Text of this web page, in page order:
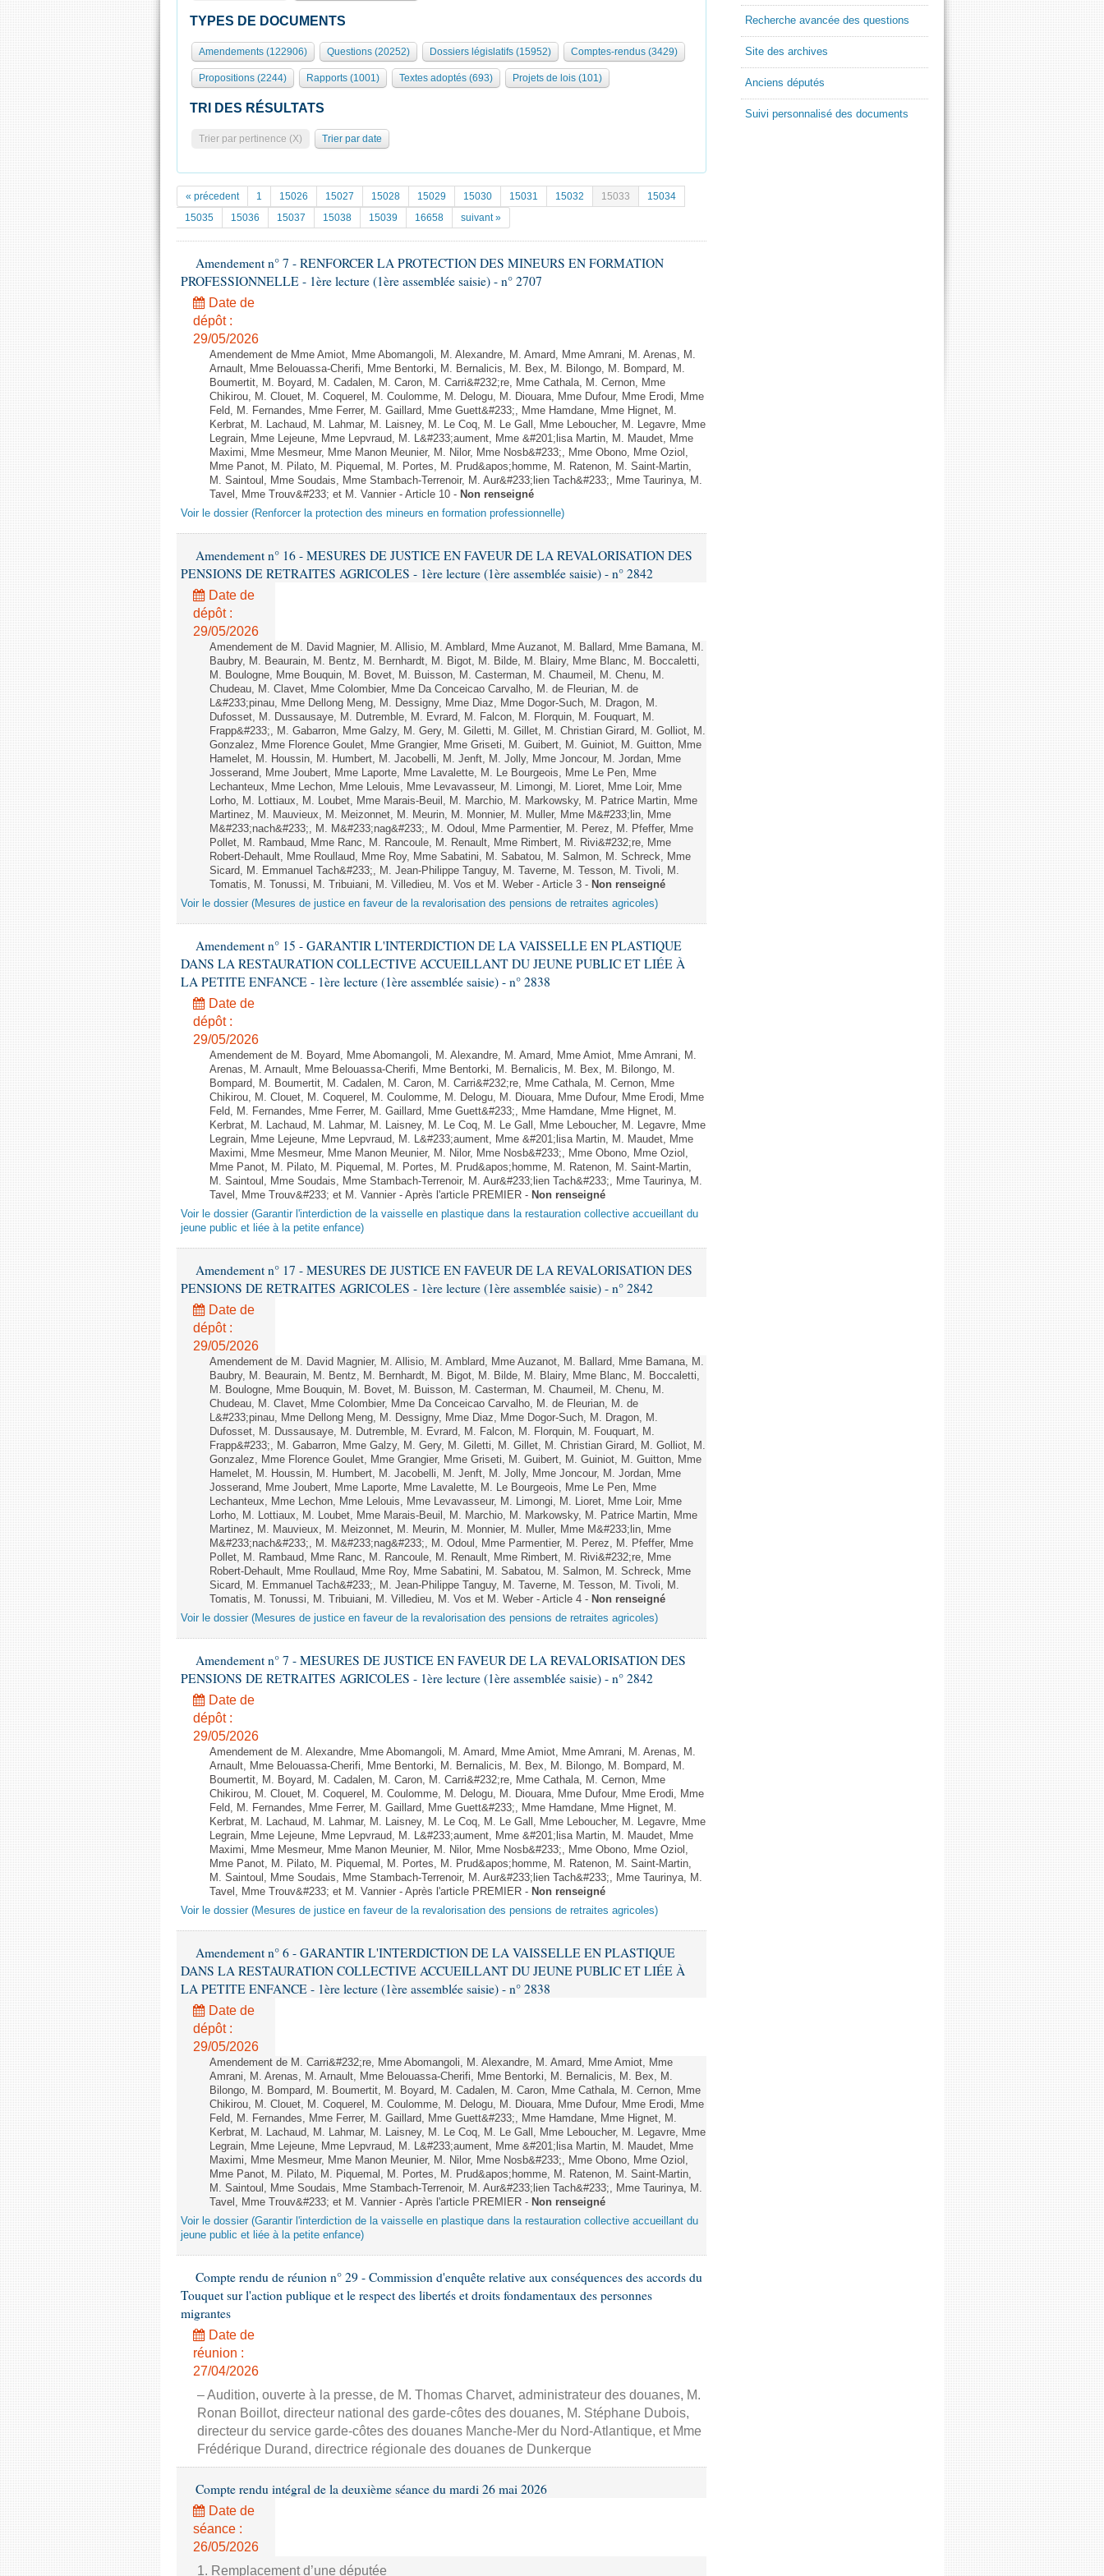
TYPES DE DOCUMENTS
Amendements (122906) Questions (20252) Dossiers législatifs (15952) Comptes-rendus (3429)
Propositions (2244) Rapports (1001) Textes adoptés (693) Projets de lois (101)
TRI DES RÉSULTATS
Trier par pertinence (X) Trier par date
« précedent 1 15026 15027 15028 15029 15030 15031 15032 15033
15034
15035
15036 15037 15038 15039 16658 suivant »
Amendement n° 7 - RENFORCER LA PROTECTION DES MINEURS EN FORMATION
PROFESSIONNELLE - 1ère lecture (1ère assemblée saisie) - n° 2707
Date de
dépôt :
29/05/2026
Amendement de Mme Amiot, Mme Abomangoli, M. Alexandre, M. Amard, Mme Amrani, M. Arenas, M.
Arnault, Mme Belouassa-Cherifi, Mme Bentorki, M. Bernalicis, M. Bex, M. Bilongo, M. Bompard, M.
Boumertit, M. Boyard, M. Cadalen, M. Caron, M. Carri&#232;re, Mme Cathala, M. Cernon, Mme
Chikirou, M. Clouet, M. Coquerel, M. Coulomme, M. Delogu, M. Diouara, Mme Dufour, Mme Erodi, Mme
Feld, M. Fernandes, Mme Ferrer, M. Gaillard, Mme Guett&#233;, Mme Hamdane, Mme Hignet, M.
Kerbrat, M. Lachaud, M. Lahmar, M. Laisney, M. Le Coq, M. Le Gall, Mme Leboucher, M. Legavre, Mme
Legrain, Mme Lejeune, Mme Lepvraud, M. L&#233;aument, Mme &#201;lisa Martin, M. Maudet, Mme
Maximi, Mme Mesmeur, Mme Manon Meunier, M. Nilor, Mme Nosb&#233;, Mme Obono, Mme Oziol,
Mme Panot, M. Pilato, M. Piquemal, M. Portes, M. Prud&apos;homme, M. Ratenon, M. Saint-Martin,
M. Saintoul, Mme Soudais, Mme Stambach-Terrenoir, M. Aur&#233;lien Tach&#233;, Mme Taurinya, M.
Tavel, Mme Trouv&#233; et M. Vannier - Article 10 - Non renseigné
Voir le dossier (Renforcer la protection des mineurs en formation professionnelle)
Amendement n° 16 - MESURES DE JUSTICE EN FAVEUR DE LA REVALORISATION DES
PENSIONS DE RETRAITES AGRICOLES - 1ère lecture (1ère assemblée saisie) - n° 2842
Date de
dépôt :
29/05/2026
Amendement de M. David Magnier, M. Allisio, M. Amblard, Mme Auzanot, M. Ballard, Mme Bamana, M.
Baubry, M. Beaurain, M. Bentz, M. Bernhardt, M. Bigot, M. Bilde, M. Blairy, Mme Blanc, M. Boccaletti,
M. Boulogne, Mme Bouquin, M. Bovet, M. Buisson, M. Casterman, M. Chaumeil, M. Chenu, M.
Chudeau, M. Clavet, Mme Colombier, Mme Da Conceicao Carvalho, M. de Fleurian, M. de
L&#233;pinau, Mme Dellong Meng, M. Dessigny, Mme Diaz, Mme Dogor-Such, M. Dragon, M.
Dufosset, M. Dussausaye, M. Dutremble, M. Evrard, M. Falcon, M. Florquin, M. Fouquart, M.
Frapp&#233;, M. Gabarron, Mme Galzy, M. Gery, M. Giletti, M. Gillet, M. Christian Girard, M. Golliot, M.
Gonzalez, Mme Florence Goulet, Mme Grangier, Mme Griseti, M. Guibert, M. Guiniot, M. Guitton, Mme
Hamelet, M. Houssin, M. Humbert, M. Jacobelli, M. Jenft, M. Jolly, Mme Joncour, M. Jordan, Mme
Josserand, Mme Joubert, Mme Laporte, Mme Lavalette, M. Le Bourgeois, Mme Le Pen, Mme
Lechanteux, Mme Lechon, Mme Lelouis, Mme Levavasseur, M. Limongi, M. Lioret, Mme Loir, Mme
Lorho, M. Lottiaux, M. Loubet, Mme Marais-Beuil, M. Marchio, M. Markowsky, M. Patrice Martin, Mme
Martinez, M. Mauvieux, M. Meizonnet, M. Meurin, M. Monnier, M. Muller, Mme M&#233;lin, Mme
M&#233;nach&#233;, M. M&#233;nag&#233;, M. Odoul, Mme Parmentier, M. Perez, M. Pfeffer, Mme
Pollet, M. Rambaud, Mme Ranc, M. Rancoule, M. Renault, Mme Rimbert, M. Rivi&#232;re, Mme
Robert-Dehault, Mme Roullaud, Mme Roy, Mme Sabatini, M. Sabatou, M. Salmon, M. Schreck, Mme
Sicard, M. Emmanuel Tach&#233;, M. Jean-Philippe Tanguy, M. Taverne, M. Tesson, M. Tivoli, M.
Tomatis, M. Tonussi, M. Tribuiani, M. Villedieu, M. Vos et M. Weber - Article 3 - Non renseigné
Voir le dossier (Mesures de justice en faveur de la revalorisation des pensions de retraites agricoles)
Amendement n° 15 - GARANTIR L'INTERDICTION DE LA VAISSELLE EN PLASTIQUE
DANS LA RESTAURATION COLLECTIVE ACCUEILLANT DU JEUNE PUBLIC ET LIÉE À
LA PETITE ENFANCE - 1ère lecture (1ère assemblée saisie) - n° 2838
Date de
dépôt :
29/05/2026
Amendement de M. Boyard, Mme Abomangoli, M. Alexandre, M. Amard, Mme Amiot, Mme Amrani, M.
Arenas, M. Arnault, Mme Belouassa-Cherifi, Mme Bentorki, M. Bernalicis, M. Bex, M. Bilongo, M.
Bompard, M. Boumertit, M. Cadalen, M. Caron, M. Carri&#232;re, Mme Cathala, M. Cernon, Mme
Chikirou, M. Clouet, M. Coquerel, M. Coulomme, M. Delogu, M. Diouara, Mme Dufour, Mme Erodi, Mme
Feld, M. Fernandes, Mme Ferrer, M. Gaillard, Mme Guett&#233;, Mme Hamdane, Mme Hignet, M.
Kerbrat, M. Lachaud, M. Lahmar, M. Laisney, M. Le Coq, M. Le Gall, Mme Leboucher, M. Legavre, Mme
Legrain, Mme Lejeune, Mme Lepvraud, M. L&#233;aument, Mme &#201;lisa Martin, M. Maudet, Mme
Maximi, Mme Mesmeur, Mme Manon Meunier, M. Nilor, Mme Nosb&#233;, Mme Obono, Mme Oziol,
Mme Panot, M. Pilato, M. Piquemal, M. Portes, M. Prud&apos;homme, M. Ratenon, M. Saint-Martin,
M. Saintoul, Mme Soudais, Mme Stambach-Terrenoir, M. Aur&#233;lien Tach&#233;, Mme Taurinya, M.
Tavel, Mme Trouv&#233; et M. Vannier - Après l'article PREMIER - Non renseigné
Voir le dossier (Garantir l'interdiction de la vaisselle en plastique dans la restauration collective accueillant du
jeune public et liée à la petite enfance)
Amendement n° 17 - MESURES DE JUSTICE EN FAVEUR DE LA REVALORISATION DES
PENSIONS DE RETRAITES AGRICOLES - 1ère lecture (1ère assemblée saisie) - n° 2842
Date de
dépôt :
29/05/2026
Amendement de M. David Magnier, M. Allisio, M. Amblard, Mme Auzanot, M. Ballard, Mme Bamana, M.
Baubry, M. Beaurain, M. Bentz, M. Bernhardt, M. Bigot, M. Bilde, M. Blairy, Mme Blanc, M. Boccaletti,
M. Boulogne, Mme Bouquin, M. Bovet, M. Buisson, M. Casterman, M. Chaumeil, M. Chenu, M.
Chudeau, M. Clavet, Mme Colombier, Mme Da Conceicao Carvalho, M. de Fleurian, M. de
L&#233;pinau, Mme Dellong Meng, M. Dessigny, Mme Diaz, Mme Dogor-Such, M. Dragon, M.
Dufosset, M. Dussausaye, M. Dutremble, M. Evrard, M. Falcon, M. Florquin, M. Fouquart, M.
Frapp&#233;, M. Gabarron, Mme Galzy, M. Gery, M. Giletti, M. Gillet, M. Christian Girard, M. Golliot, M.
Gonzalez, Mme Florence Goulet, Mme Grangier, Mme Griseti, M. Guibert, M. Guiniot, M. Guitton, Mme
Hamelet, M. Houssin, M. Humbert, M. Jacobelli, M. Jenft, M. Jolly, Mme Joncour, M. Jordan, Mme
Josserand, Mme Joubert, Mme Laporte, Mme Lavalette, M. Le Bourgeois, Mme Le Pen, Mme
Lechanteux, Mme Lechon, Mme Lelouis, Mme Levavasseur, M. Limongi, M. Lioret, Mme Loir, Mme
Lorho, M. Lottiaux, M. Loubet, Mme Marais-Beuil, M. Marchio, M. Markowsky, M. Patrice Martin, Mme
Martinez, M. Mauvieux, M. Meizonnet, M. Meurin, M. Monnier, M. Muller, Mme M&#233;lin, Mme
M&#233;nach&#233;, M. M&#233;nag&#233;, M. Odoul, Mme Parmentier, M. Perez, M. Pfeffer, Mme
Pollet, M. Rambaud, Mme Ranc, M. Rancoule, M. Renault, Mme Rimbert, M. Rivi&#232;re, Mme
Robert-Dehault, Mme Roullaud, Mme Roy, Mme Sabatini, M. Sabatou, M. Salmon, M. Schreck, Mme
Sicard, M. Emmanuel Tach&#233;, M. Jean-Philippe Tanguy, M. Taverne, M. Tesson, M. Tivoli, M.
Tomatis, M. Tonussi, M. Tribuiani, M. Villedieu, M. Vos et M. Weber - Article 4 - Non renseigné
Voir le dossier (Mesures de justice en faveur de la revalorisation des pensions de retraites agricoles)
Amendement n° 7 - MESURES DE JUSTICE EN FAVEUR DE LA REVALORISATION DES
PENSIONS DE RETRAITES AGRICOLES - 1ère lecture (1ère assemblée saisie) - n° 2842
Date de
dépôt :
29/05/2026
Amendement de M. Alexandre, Mme Abomangoli, M. Amard, Mme Amiot, Mme Amrani, M. Arenas, M.
Arnault, Mme Belouassa-Cherifi, Mme Bentorki, M. Bernalicis, M. Bex, M. Bilongo, M. Bompard, M.
Boumertit, M. Boyard, M. Cadalen, M. Caron, M. Carri&#232;re, Mme Cathala, M. Cernon, Mme
Chikirou, M. Clouet, M. Coquerel, M. Coulomme, M. Delogu, M. Diouara, Mme Dufour, Mme Erodi, Mme
Feld, M. Fernandes, Mme Ferrer, M. Gaillard, Mme Guett&#233;, Mme Hamdane, Mme Hignet, M.
Kerbrat, M. Lachaud, M. Lahmar, M. Laisney, M. Le Coq, M. Le Gall, Mme Leboucher, M. Legavre, Mme
Legrain, Mme Lejeune, Mme Lepvraud, M. L&#233;aument, Mme &#201;lisa Martin, M. Maudet, Mme
Maximi, Mme Mesmeur, Mme Manon Meunier, M. Nilor, Mme Nosb&#233;, Mme Obono, Mme Oziol,
Mme Panot, M. Pilato, M. Piquemal, M. Portes, M. Prud&apos;homme, M. Ratenon, M. Saint-Martin,
M. Saintoul, Mme Soudais, Mme Stambach-Terrenoir, M. Aur&#233;lien Tach&#233;, Mme Taurinya, M.
Tavel, Mme Trouv&#233; et M. Vannier - Après l'article PREMIER - Non renseigné
Voir le dossier (Mesures de justice en faveur de la revalorisation des pensions de retraites agricoles)
Amendement n° 6 - GARANTIR L'INTERDICTION DE LA VAISSELLE EN PLASTIQUE
DANS LA RESTAURATION COLLECTIVE ACCUEILLANT DU JEUNE PUBLIC ET LIÉE À
LA PETITE ENFANCE - 1ère lecture (1ère assemblée saisie) - n° 2838
Date de
dépôt :
29/05/2026
Amendement de M. Carri&#232;re, Mme Abomangoli, M. Alexandre, M. Amard, Mme Amiot, Mme
Amrani, M. Arenas, M. Arnault, Mme Belouassa-Cherifi, Mme Bentorki, M. Bernalicis, M. Bex, M.
Bilongo, M. Bompard, M. Boumertit, M. Boyard, M. Cadalen, M. Caron, Mme Cathala, M. Cernon, Mme
Chikirou, M. Clouet, M. Coquerel, M. Coulomme, M. Delogu, M. Diouara, Mme Dufour, Mme Erodi, Mme
Feld, M. Fernandes, Mme Ferrer, M. Gaillard, Mme Guett&#233;, Mme Hamdane, Mme Hignet, M.
Kerbrat, M. Lachaud, M. Lahmar, M. Laisney, M. Le Coq, M. Le Gall, Mme Leboucher, M. Legavre, Mme
Legrain, Mme Lejeune, Mme Lepvraud, M. L&#233;aument, Mme &#201;lisa Martin, M. Maudet, Mme
Maximi, Mme Mesmeur, Mme Manon Meunier, M. Nilor, Mme Nosb&#233;, Mme Obono, Mme Oziol,
Mme Panot, M. Pilato, M. Piquemal, M. Portes, M. Prud&apos;homme, M. Ratenon, M. Saint-Martin,
M. Saintoul, Mme Soudais, Mme Stambach-Terrenoir, M. Aur&#233;lien Tach&#233;, Mme Taurinya, M.
Tavel, Mme Trouv&#233; et M. Vannier - Après l'article PREMIER - Non renseigné
Voir le dossier (Garantir l'interdiction de la vaisselle en plastique dans la restauration collective accueillant du
jeune public et liée à la petite enfance)
Compte rendu de réunion n° 29 - Commission d'enquête relative aux conséquences des accords du
Touquet sur l'action publique et le respect des libertés et droits fondamentaux des personnes
migrantes
Date de
réunion :
27/04/2026
– Audition, ouverte à la presse, de M. Thomas Charvet, administrateur des douanes, M.
Ronan Boillot, directeur national des garde-côtes des douanes, M. Stéphane Dubois,
directeur du service garde-côtes des douanes Manche-Mer du Nord-Atlantique, et Mme
Frédérique Durand, directrice régionale des douanes de Dunkerque
Compte rendu intégral de la deuxième séance du mardi 26 mai 2026
Date de
séance :
26/05/2026
1. Remplacement d’une députée
Recherche avancée des questions
Site des archives
Anciens députés
Suivi personnalisé des documents